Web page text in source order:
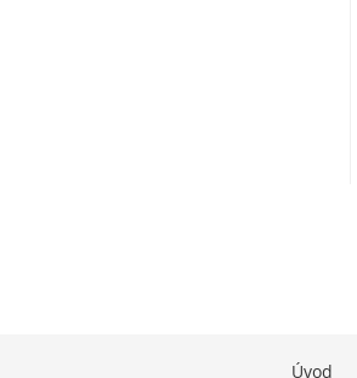
Úvod